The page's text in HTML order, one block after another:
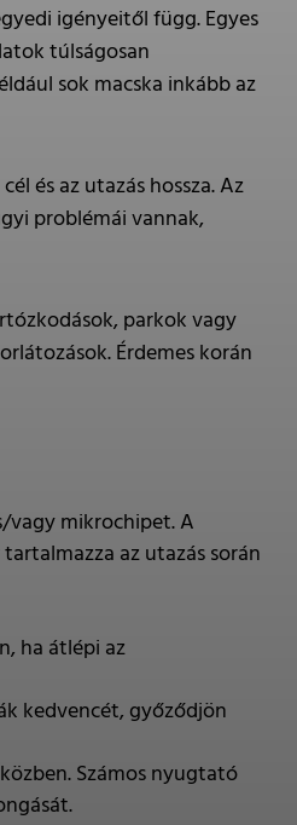
igényeitől függ. Egyes
túlságosan
sok macska inkább az
és az utazás hossza. Az
problémái vannak,
parkok vagy
Érdemes korán
vagy mikrochipet. A
az utazás során
ha átlépi az
kedvencét, győződjön
Számos nyugtató